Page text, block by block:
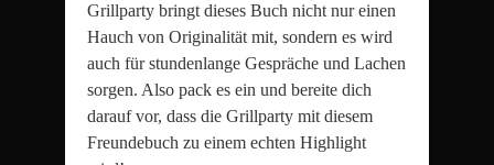
Grillparty bringt dieses Buch nicht nur einen
Hauch von Originalität mit, sondern es wird
auch für stundenlange Gespräche und Lachen
sorgen. Also pack es ein und bereite dich
darauf vor, dass die Grillparty mit diesem
Freundebuch zu einem echten Highlight